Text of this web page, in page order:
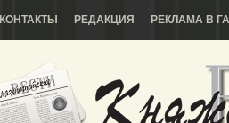
КОНТАКТЫ РЕДАКЦИЯ РЕКЛАМА В